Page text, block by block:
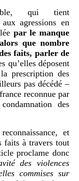
qui tient
agressions en
par le manque
que nombre
faits, parler de
qu’elles déposent
prescription des
pas décédé –
reconnue par
des
et
faits à travers tout
proclame donc
des violences
commises sur